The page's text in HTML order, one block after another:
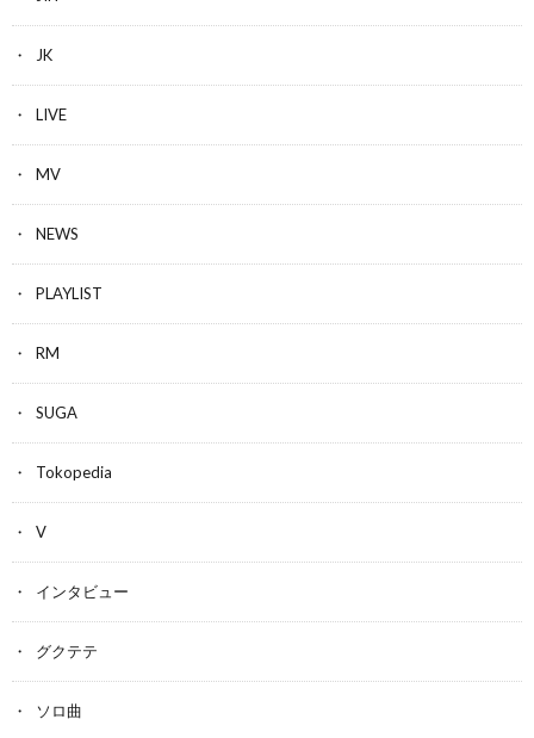
JK
LIVE
MV
NEWS
PLAYLIST
RM
SUGA
Tokopedia
V
インタビュー
グクテテ
ソロ曲